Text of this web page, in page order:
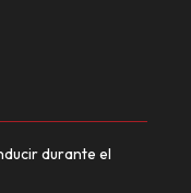
durante el